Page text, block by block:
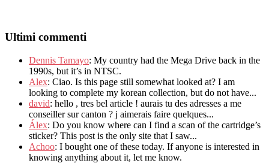
Ultimi commenti
Dennis Tamayo: My country had the Mega Drive back in the
1990s, but it’s in NTSC.
Alex: Ciao. Is this page still somewhat looked at? I am
looking to complete my korean collection, but do not have...
david: hello , tres bel article ! aurais tu des adresses a me
conseiller sur canton ? j aimerais faire quelques...
Álex: Do you know where can I find a scan of the cartridge’s
sticker? This post is the only site that I saw...
Achoo: I bought one of these today. If anyone is interested in
knowing anything about it, let me know.